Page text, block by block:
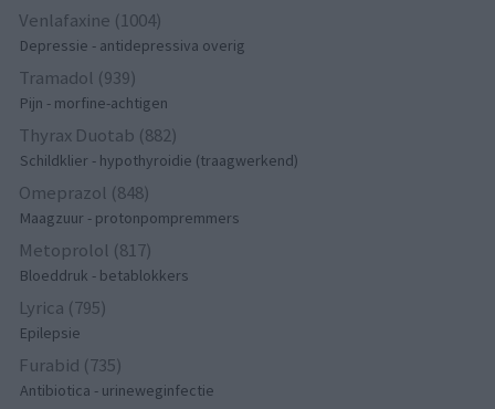
Venlafaxine (1004)
Depressie - antidepressiva overig
Tramadol (939)
Pijn - morfine-achtigen
Thyrax Duotab (882)
Schildklier - hypothyroidie (traagwerkend)
Omeprazol (848)
Maagzuur - protonpompremmers
Metoprolol (817)
Bloeddruk - betablokkers
Lyrica (795)
Epilepsie
Furabid (735)
Antibiotica - urineweginfectie